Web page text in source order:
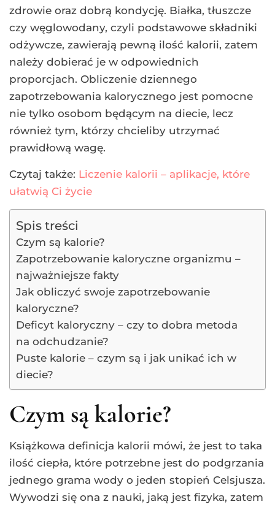
zdrowie oraz dobrą kondycję. Białka, tłuszcze
czy węglowodany, czyli podstawowe składniki
odżywcze, zawierają pewną ilość kalorii, zatem
należy dobierać je w odpowiednich
proporcjach. Obliczenie dziennego
zapotrzebowania kalorycznego jest pomocne
nie tylko osobom będącym na diecie, lecz
również tym, którzy chcieliby utrzymać
prawidłową wagę.
Czytaj także: Liczenie kalorii – aplikacje, które
ułatwią Ci życie
Spis treści
Czym są kalorie?
Zapotrzebowanie kaloryczne organizmu –
najważniejsze fakty
Jak obliczyć swoje zapotrzebowanie
kaloryczne?
Deficyt kaloryczny – czy to dobra metoda
na odchudzanie?
Puste kalorie – czym są i jak unikać ich w
diecie?
Czym są kalorie?
Książkowa definicja kalorii mówi, że jest to taka
ilość ciepła, które potrzebne jest do podgrzania
jednego grama wody o jeden stopień Celsjusza.
Wywodzi się ona z nauki, jaką jest fizyka, zatem